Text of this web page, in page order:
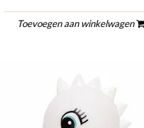
Toevoegen aan winkelwagen